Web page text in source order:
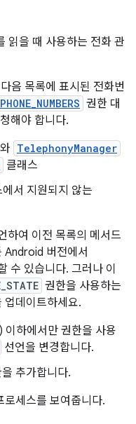
읽을 때 사용하는 전화 관
음 목록에 표시된 전화번
권한 대
해야 합니다.
TelephonyManager
클래스
에서 지원되지 않는
하여 이전 목록의 메서드
Android 버전에서
수 있습니다. 그러나 이
권한을 사용하는
업데이트하세요.
하에서만 권한을 사용
선언을 변경합니다.
추가합니다.
로세스를 보여줍니다.